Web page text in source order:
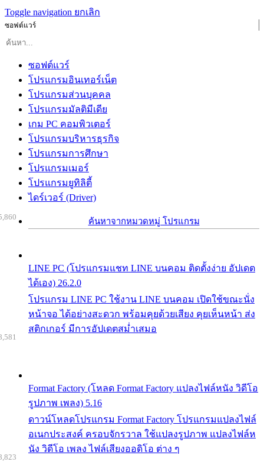
Toggle navigation ยกเลิก
ซอฟต์แวร์
ซอฟต์แวร์
โปรแกรมอินเทอร์เน็ต
โปรแกรมส่วนบุคคล
โปรแกรมมัลติมีเดีย
เกม PC คอมพิวเตอร์
โปรแกรมบริหารธุรกิจ
โปรแกรมการศึกษา
โปรแกรมเมอร์
โปรแกรมยูทิลิตี้
ไดร์เวอร์ (Driver)
ค้นหาจากหมวดหมู่ โปรแกรม
LINE PC (โปรแกรมแชท LINE บนคอม ติดตั้งง่าย อัปเดต
ได้เอง) 26.2.0
โปรแกรม LINE PC ใช้งาน LINE บนคอม เปิดใช้ขณะนั่ง
หน้าจอ ได้อย่างสะดวก พร้อมคุยด้วยเสียง คุยเห็นหน้า ส่ง
สติกเกอร์ มีการอัปเดตสม่ำเสมอ
Format Factory (โหลด Format Factory แปลงไฟล์หนัง วิดีโอ
รูปภาพ เพลง) 5.16
ดาวน์โหลดโปรแกรม Format Factory โปรแกรมแปลงไฟล์
อเนกประสงค์ ครอบจักรวาล ใช้แปลงรูปภาพ แปลงไฟล์ห
นัง วิดีโอ เพลง ไฟล์เสียงออดิโอ ต่าง ๆ